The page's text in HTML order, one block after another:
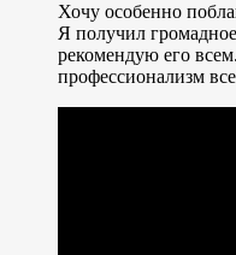
Хочу особенно
Я получил
рекомендую его
профессионализм